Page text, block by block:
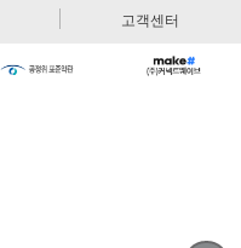
고객센터